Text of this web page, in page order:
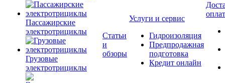
Пассажирские
электротрициклы
Грузовые
электротрициклы
Статьи
и
обзоры
Услуги и сервис
Гидроизоляция
Предпродажная
подготовка
Кредит онлайн